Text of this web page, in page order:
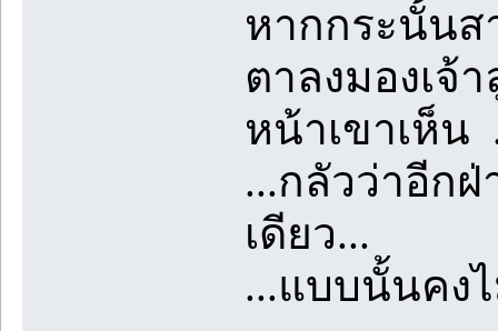
หากกระนั้นส
ตาลงมองเจ้
หน้าเขาเห็น
...กลัวว่าอีก
เดียว...
...แบบนั้นคง